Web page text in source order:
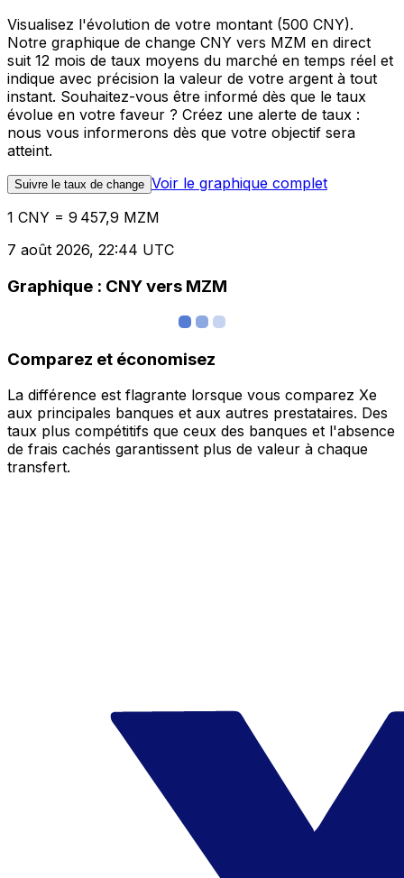
Visualisez l'évolution de votre montant (500 CNY).
Notre graphique de change CNY vers MZM en direct
suit 12 mois de taux moyens du marché en temps réel et
indique avec précision la valeur de votre argent à tout
instant. Souhaitez-vous être informé dès que le taux
évolue en votre faveur ? Créez une alerte de taux :
nous vous informerons dès que votre objectif sera
atteint.
Suivre le taux de change Voir le graphique complet
1 CNY = 9 457,9 MZM
7 août 2026, 22:44 UTC
Graphique : CNY vers MZM
Comparez et économisez
La différence est flagrante lorsque vous comparez Xe
aux principales banques et aux autres prestataires. Des
taux plus compétitifs que ceux des banques et l'absence
de frais cachés garantissent plus de valeur à chaque
transfert.